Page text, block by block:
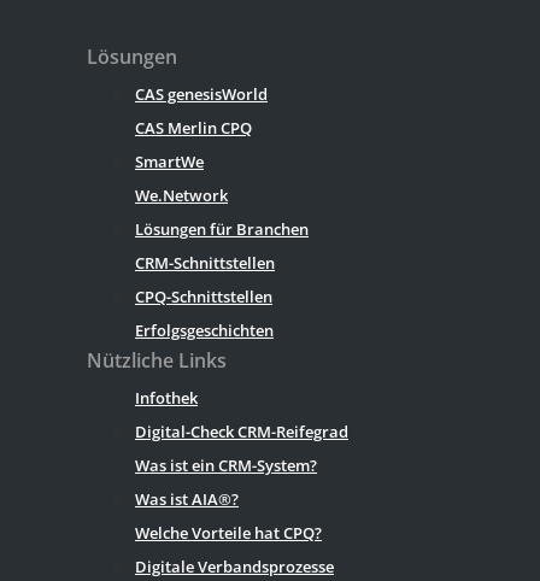
Lösungen
CAS genesisWorld
CAS Merlin CPQ
SmartWe
We.Network
Lösungen für Branchen
CRM-Schnittstellen
CPQ-Schnittstellen
Erfolgsgeschichten
Nützliche Links
Infothek
Digital-Check CRM-Reifegrad
Was ist ein CRM-System?
Was ist AIA®?
Welche Vorteile hat CPQ?
Digitale Verbandsprozesse